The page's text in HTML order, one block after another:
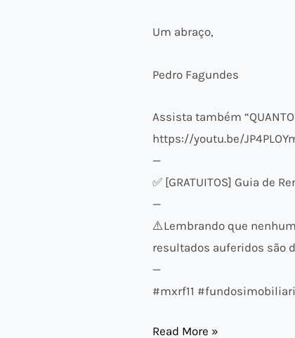
Um abraço,
Pedro Fagundes
Assista também “QUANTO
https://youtu.be/
—
✅ [GRATUITOS] Guia de
—
⚠️​Lembrando que
resultados auferidos são
—
#mxrf11
Read More »